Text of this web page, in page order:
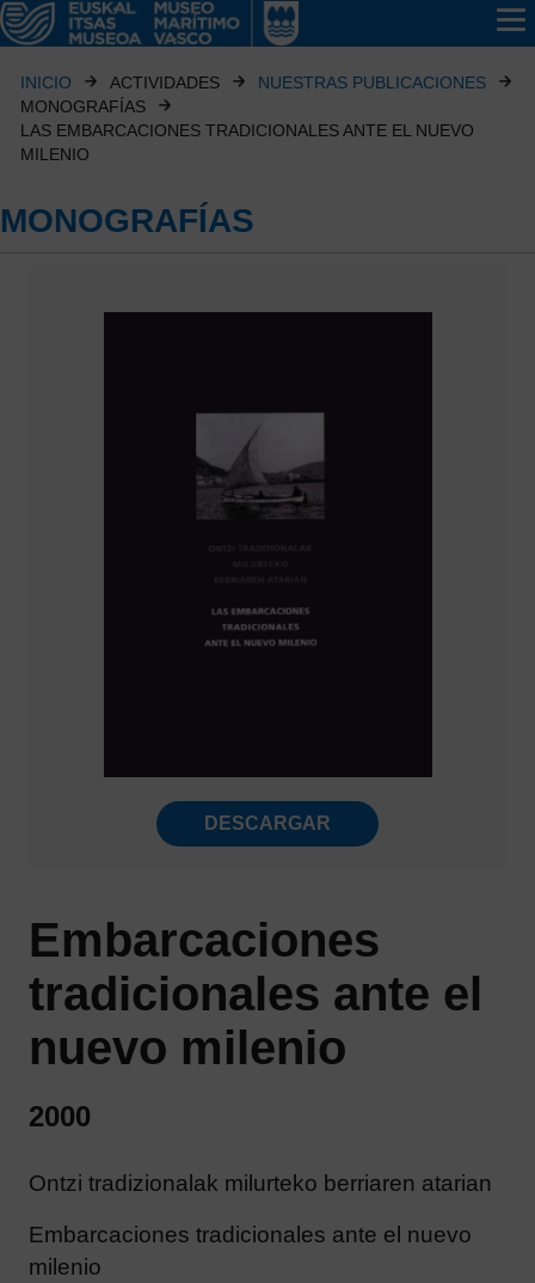
INICIO ACTIVIDADES
NUESTRAS PUBLICACIONES
MONOGRAFÍAS
LAS EMBARCACIONES TRADICIONALES ANTE EL NUEVO
MILENIO
MONOGRAFÍAS
DESCARGAR
Embarcaciones
tradicionales ante el
nuevo milenio
2000
Ontzi tradizionalak milurteko berriaren atarian
Embarcaciones tradicionales ante el nuevo
milenio